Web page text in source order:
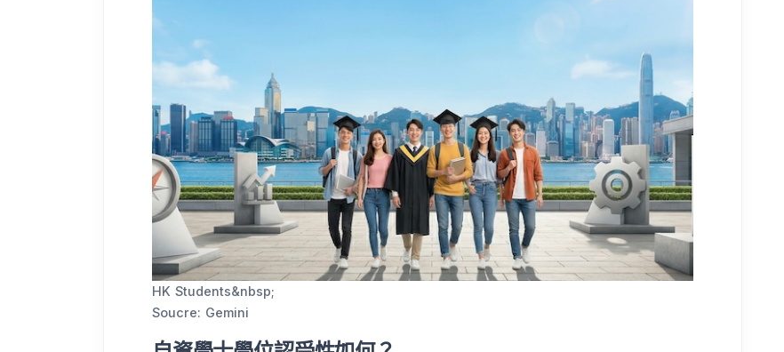
HK Students&nbsp;
Soucre: Gemini